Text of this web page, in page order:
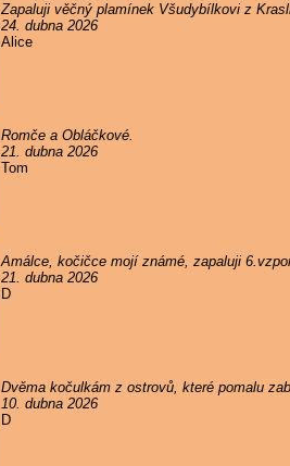
Zapaluji věčný plamínek Všudybílkovi z
24. dubna 2026
Alice
Romče a Obláčkové.
21. dubna 2026
Tom
Amálce, kočičce mojí známé, zapaluji
21. dubna 2026
D
Dvěma kočulkám z ostrovů, které pomalu
10. dubna 2026
D